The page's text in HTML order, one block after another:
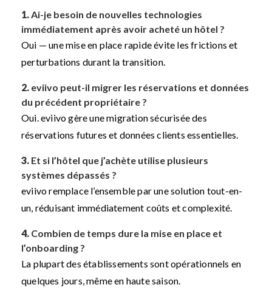
1.Ai-je besoin de nouvelles technologies
immédiatement après avoir acheté un hôtel ?
Oui — une mise en place rapide évite les frictions et
perturbations durant la transition.
2. eviivo peut-il migrer les réservations et données
du précédent propriétaire ?
Oui. eviivo gère une migration sécurisée des
réservations futures et données clients essentielles.
3. Et si l’hôtel que j’achète utilise plusieurs
systèmes dépassés ?
eviivo remplace l’ensemble par une solution tout-en-
un, réduisant immédiatement coûts et complexité.
4. Combien de temps dure la mise en place et
l’onboarding ?
La plupart des établissements sont opérationnels en
quelques jours, même en haute saison.